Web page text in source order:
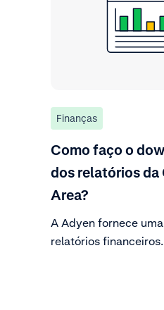
Finanças
Como faço o
dos relatórios da
Area?
A Adyen fornece
relatórios